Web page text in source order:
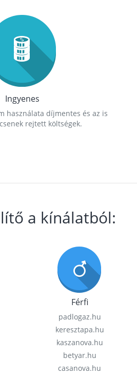
Ingyenes
használata díjmentes és az is
rejtett költségek.
a kínálatból:
Férfi
padlogaz.hu
keresztapa.hu
kaszanova.hu
betyar.hu
casanova.hu